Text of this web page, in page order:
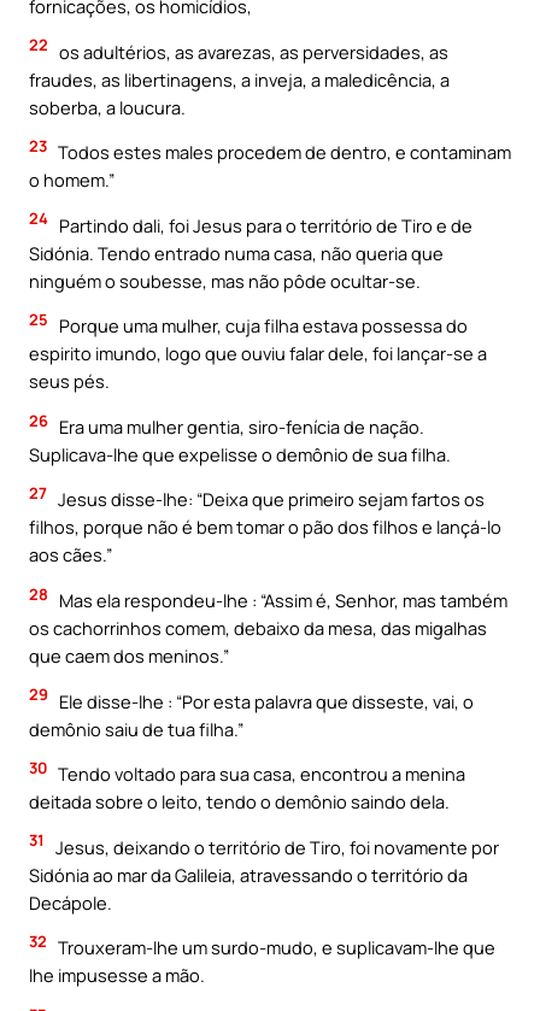
fornicações, os homicídios,
22 os adultérios, as avarezas, as perversidades, as
fraudes, as libertinagens, a inveja, a maledicência, a
soberba, a loucura.
23 Todos estes males procedem de dentro, e contaminam
o homem.”
24 Partindo dali, foi Jesus para o território de Tiro e de
Sidónia. Tendo entrado numa casa, não queria que
ninguém o soubesse, mas não pôde ocultar-se.
25
Porque uma mulher, cuja filha estava possessa do
espirito imundo, logo que ouviu falar dele, foi lançar-se a
seus pés.
26 Era uma mulher gentia, siro-fenícia de nação.
Suplicava-lhe que expelisse o demônio de sua filha.
27 Jesus disse-lhe: “Deixa que primeiro sejam fartos os
filhos, porque não é bem tomar o pão dos filhos e lançá-lo
aos cães.”
28
Mas ela respondeu-lhe : “Assim é, Senhor, mas também
os cachorrinhos comem, debaixo da mesa, das migalhas
que caem dos meninos.”
29
Ele disse-lhe : “Por esta palavra que disseste, vai, o
demônio saiu de tua filha.”
30 Tendo voltado para sua casa, encontrou a menina
deitada sobre o leito, tendo o demônio saindo dela.
31
Jesus, deixando o território de Tiro, foi novamente por
Sidónia ao mar da Galileia, atravessando o território da
Decápole.
32 Trouxeram-lhe um surdo-mudo, e suplicavam-lhe que
lhe impusesse a mão.